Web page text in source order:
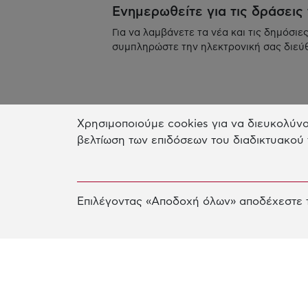
Ενημερωθείτε για τις
Για να λαμβάνετε τα νέα και τις
συμπληρώστε την ηλεκτρονική σας
Χρησιμοποιούμε cookies για να
βελτίωση των επιδόσεων του
Επιλέγοντας «Αποδοχή όλων»